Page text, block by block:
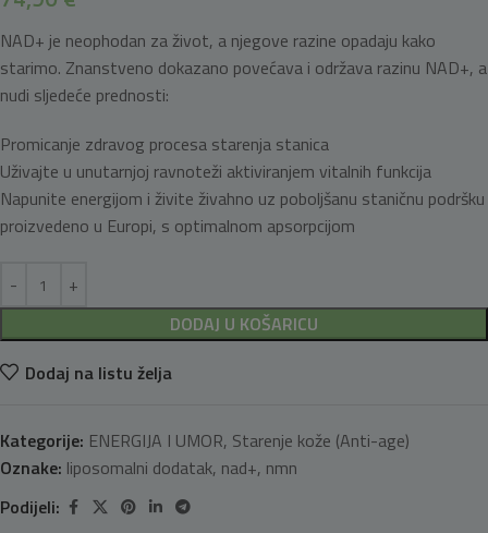
NAD+ je neophodan za život, a njegove razine opadaju kako
starimo. Znanstveno dokazano povećava i održava razinu NAD+, a
nudi sljedeće prednosti:
Promicanje zdravog procesa starenja stanica
Uživajte u unutarnjoj ravnoteži aktiviranjem vitalnih funkcija
Napunite energijom i živite živahno uz poboljšanu staničnu podršku
proizvedeno u Europi, s optimalnom apsorpcijom
DODAJ U KOŠARICU
Dodaj na listu želja
Kategorije: ENERGIJA I UMOR, Starenje kože (Anti-age)
Oznake: liposomalni dodatak, nad+, nmn
Podijeli: